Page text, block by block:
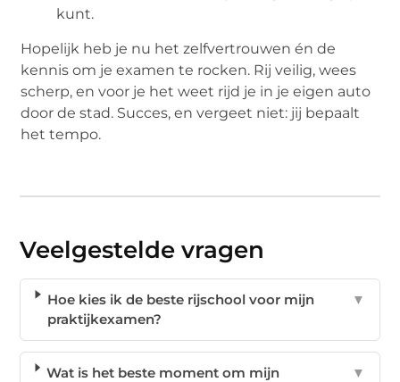
kunt.
Hopelijk heb je nu het zelfvertrouwen én de
kennis om je examen te rocken. Rij veilig, wees
scherp, en voor je het weet rijd je in je eigen auto
door de stad. Succes, en vergeet niet: jij bepaalt
het tempo.
Veelgestelde vragen
Hoe kies ik de beste rijschool voor mijn
praktijkexamen?
▼
Wat is het beste moment om mijn
▼